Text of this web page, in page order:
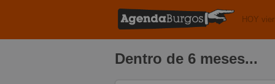
HOY
Dentro de 6 meses...